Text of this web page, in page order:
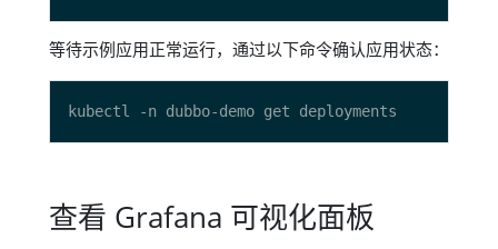
等待示例应用正常运行，通过以下命令确认应用状态：
查看 Grafana 可视化面板